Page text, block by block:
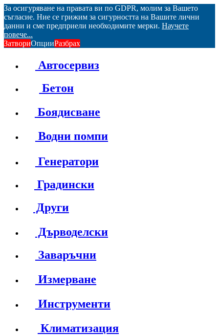
За осигуряване на правата ви по GDPR, молим за Вашето
съгласие. Ние се грижим за сигурността на Вашите лични
данни и сме предприели необходимите мерки. Научете
повече...
ЗатвориОпцииРазбрах
Автосервиз
Бетон
Боядисване
Водни помпи
Генератори
Градински
Други
Дърводелски
Заваръчни
Измерване
Инструменти
Климатизация